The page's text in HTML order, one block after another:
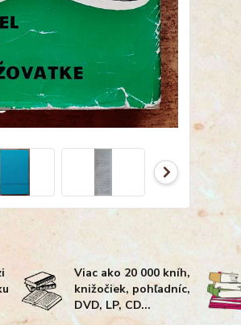
Viac ako 20 000 kníh,
knižočiek, pohľadníc,
DVD, LP, CD...